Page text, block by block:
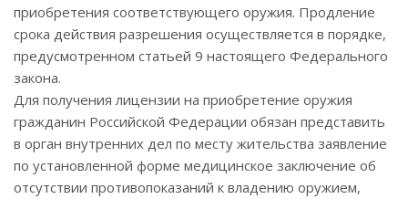
приобретения соответствующего оружия. Продление
срока действия разрешения осуществляется в порядке,
предусмотренном статьей 9 настоящего Федерального
закона.
Для получения лицензии на приобретение оружия
гражданин Российской Федерации обязан представить
в орган внутренних дел по месту жительства заявление
по установленной форме медицинское заключение об
отсутствии противопоказаний к владению оружием,